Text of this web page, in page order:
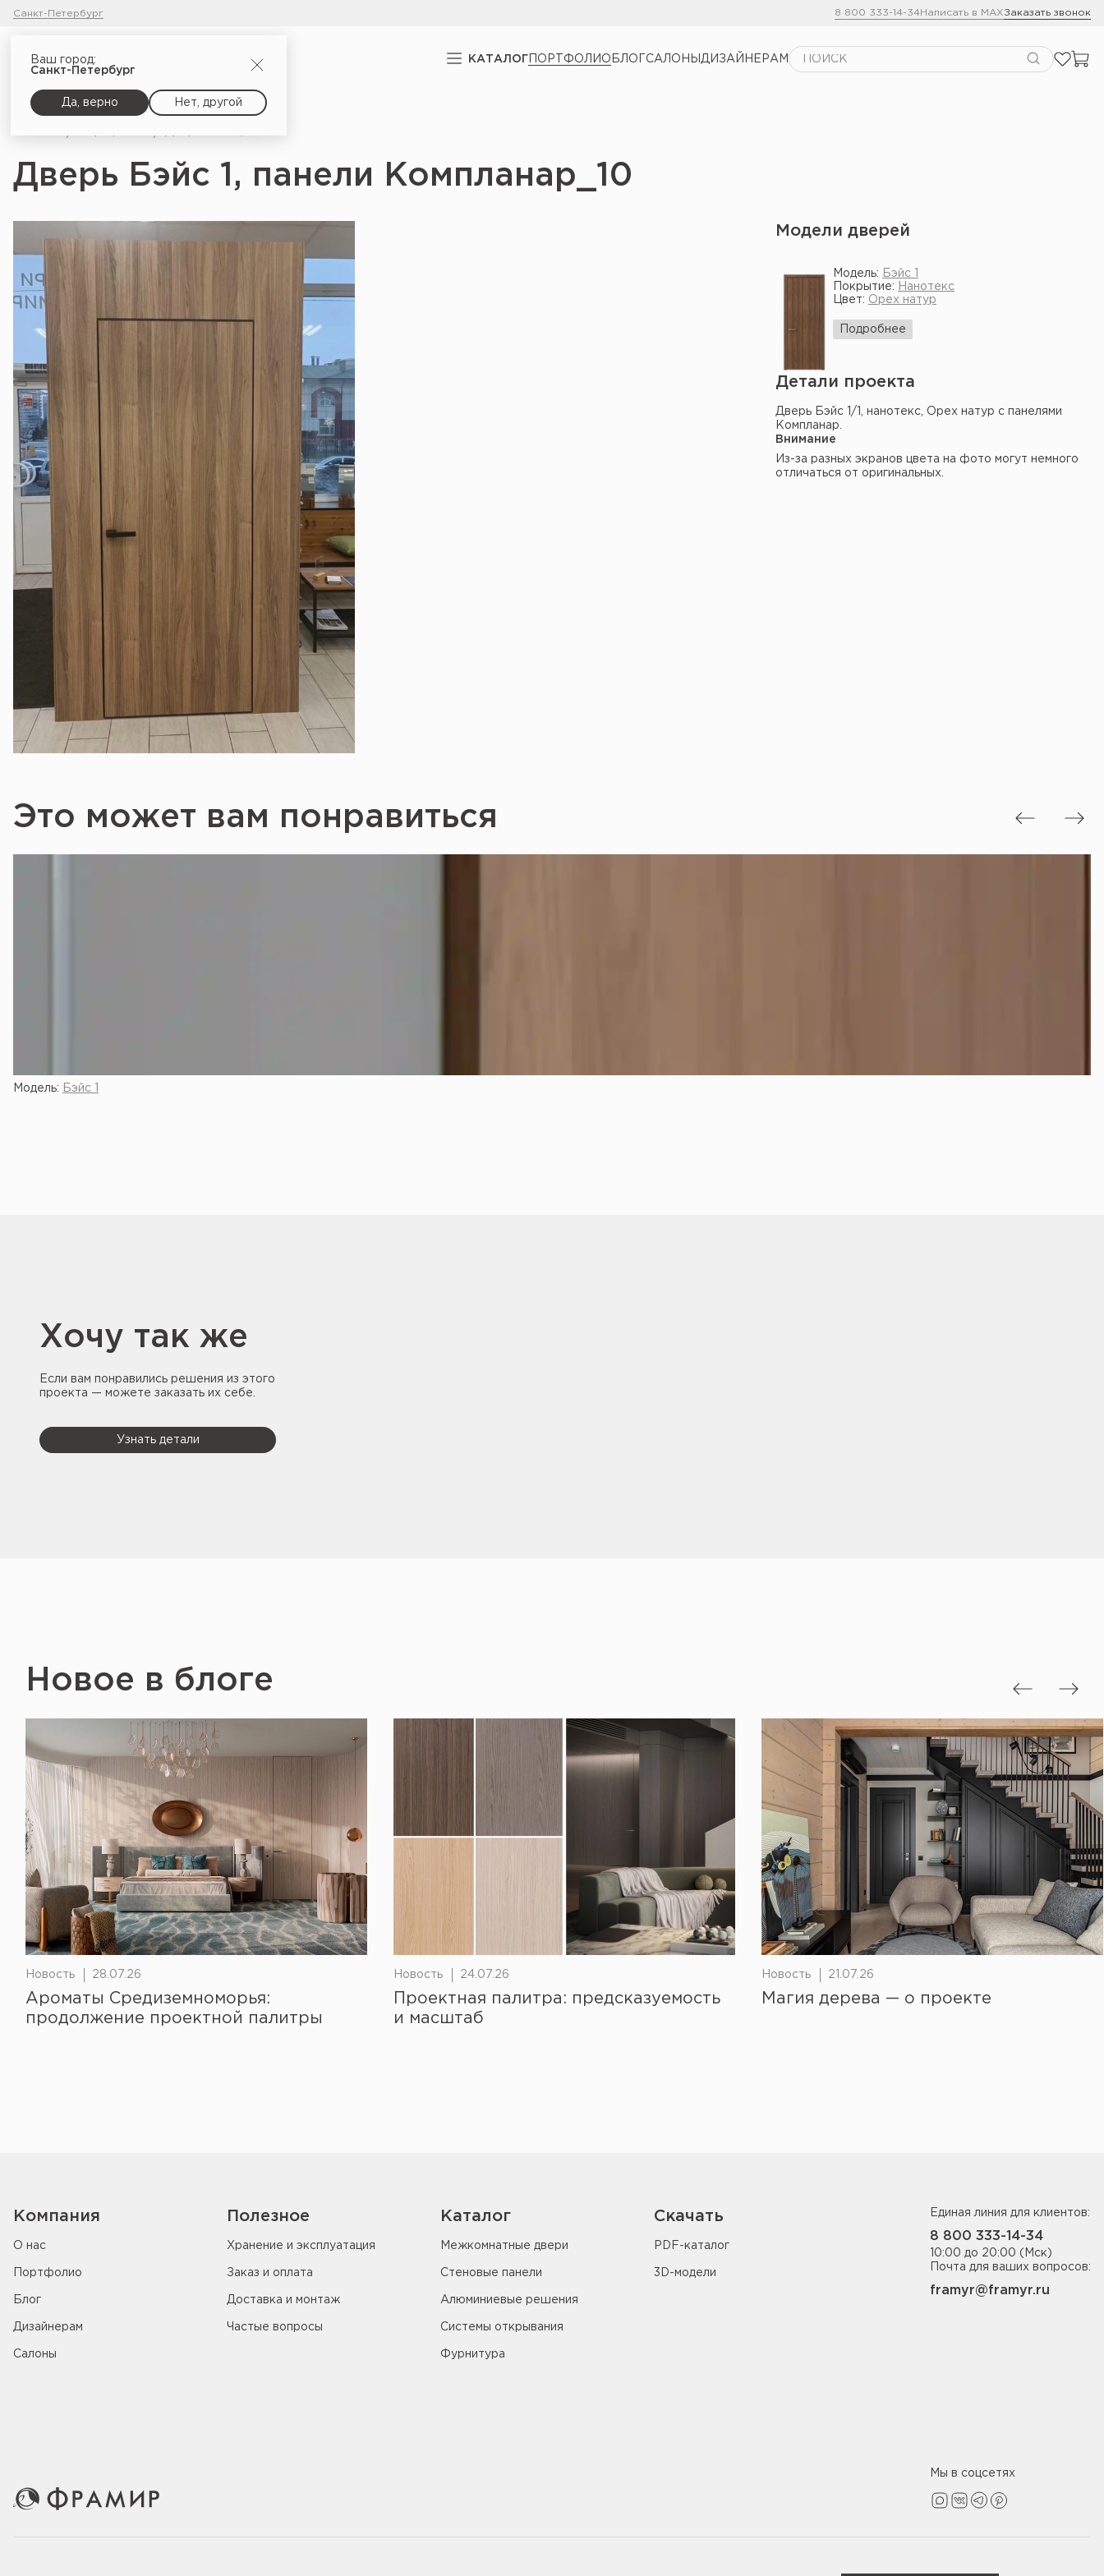
Санкт-Петербург 8 800 333-14-34Написать в MAXЗаказать звонок
КАТАЛОГ ПОРТФОЛИО БЛОГСАЛОНЫ ДИЗАЙНЕРАМ
Ваш город:
Санкт-Петербург
Да, верно Нет, другой
Дверь Бэйс 1, панели Компланар_10
Модели дверей
Модель:
Бэйс 1
Покрытие:
Нанотекс
Цвет: Орех натур
Подробнее
Детали проекта
Дверь Бэйс 1/1, нанотекс, Орех натур с панелями
Компланар.
Внимание
Из-за разных экранов цвета на фото могут немного
отличаться от оригинальных.
Это может вам понравиться
Модель: Бэйс 1
Хочу так же
Если вам понравились решения из этого
проекта — можете заказать их себе.
Узнать детали
Новое в блоге
Новость 28.07.26
Ароматы Средиземноморья:
продолжение проектной палитры
Новость 24.07.26
Проектная палитра: предсказуемость
и масштаб
Новость 21.07.26
Магия дерева — о проекте
Компания
О нас
Портфолио
Блог
Дизайнерам
Салоны
Полезное
Хранение и эксплуатация
Заказ и оплата
Доставка и монтаж
Частые вопросы
Каталог
Межкомнатные двери
Стеновые панели
Алюминиевые решения
Системы открывания
Фурнитура
Скачать
PDF-каталог
3D-модели
Единая линия для клиентов:
8 800 333-14-34
10:00 до 20:00 (Мск)
Почта для ваших вопросов:
framyr@framyr.ru
Мы в соцсетях